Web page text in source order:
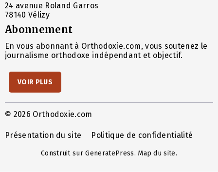
24 avenue Roland Garros
78140 Vélizy
Abonnement
En vous abonnant à Orthodoxie.com, vous soutenez le
journalisme orthodoxe indépendant et objectif.
VOIR PLUS
© 2026 Orthodoxie.com
Présentation du site Politique de confidentialité
Construit surGeneratePress. Map du site.